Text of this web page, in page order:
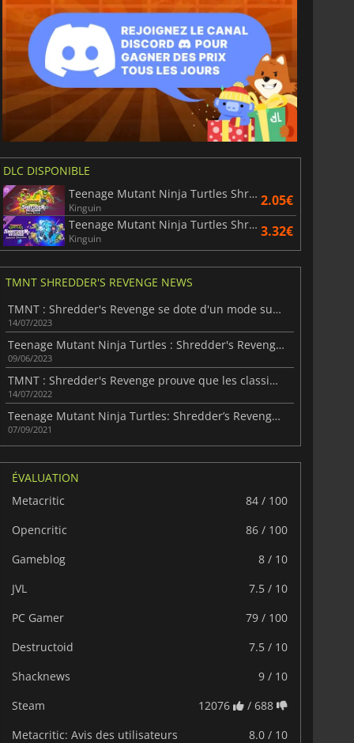
DLC DISPONIBLE
Teenage Mutant Ninja Turtles Shredder's Revenge Radical Reptiles
Kinguin 2.05€
Teenage Mutant Ninja Turtles Shredder's Revenge Dimension Shellshock
Kinguin 3.32€
TMNT SHREDDER'S REVENGE NEWS
TMNT : Shredder's Revenge se dote d'un mode survie dans un nouveau DLC
14/07/2023
Teenage Mutant Ninja Turtles : Shredder's Revenge a un nouveau DLC
09/06/2023
TMNT : Shredder's Revenge prouve que les classiques ne meurent jamais.
14/07/2022
Teenage Mutant Ninja Turtles: Shredder’s Revenge arrive en 2022.
07/09/2021
ÉVALUATION
Metacritic
84 / 100
Opencritic
86 / 100
Gameblog
8 / 10
JVL
7.5 / 10
PC Gamer
79 / 100
Destructoid
7.5 / 10
Shacknews
9 / 10
Steam
12076
/ 688
Metacritic: Avis des utilisateurs
8.0 / 10